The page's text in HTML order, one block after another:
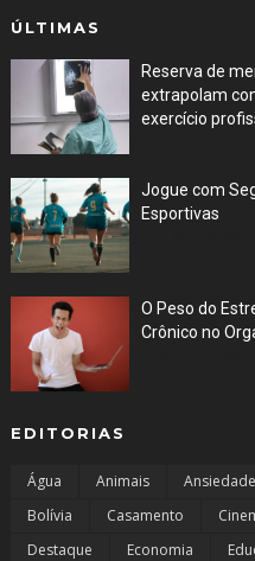
ÚLTIMAS
Reserva de
extrapolam
exercício
Jogue com
Esportivas
O Peso do
Crônico no
EDITORIAS
Água Animais Ansiedade
Bolívia
Casamento
Destaque
Economia